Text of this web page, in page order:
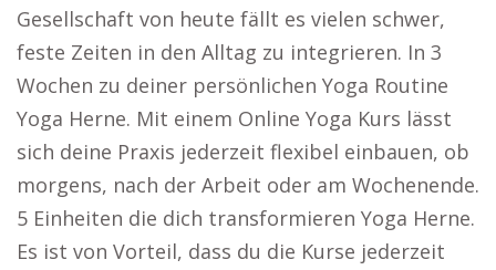
Gesellschaft von heute fällt es vielen schwer,
feste Zeiten in den Alltag zu integrieren. In 3
Wochen zu deiner persönlichen Yoga Routine
Yoga Herne. Mit einem Online Yoga Kurs lässt
sich deine Praxis jederzeit flexibel einbauen, ob
morgens, nach der Arbeit oder am Wochenende.
5 Einheiten die dich transformieren Yoga Herne.
Es ist von Vorteil, dass du die Kurse jederzeit